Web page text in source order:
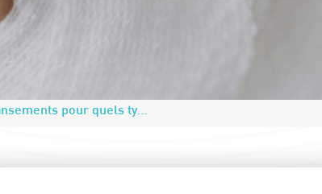
Les Pansements : Quels pansements pour quels types de plaies ?